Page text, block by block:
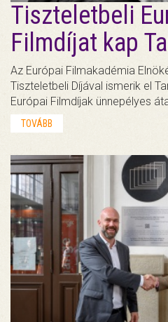
Tiszteletbeli
Filmdíjat kap
Az Európai Filmakadémia
Tiszteletbeli Díjával ismerik el
Európai Filmdíjak ünnepélyes
TOVÁBB